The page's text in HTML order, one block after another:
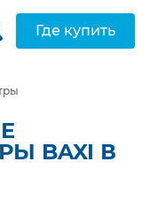
Где купить
BAXI В